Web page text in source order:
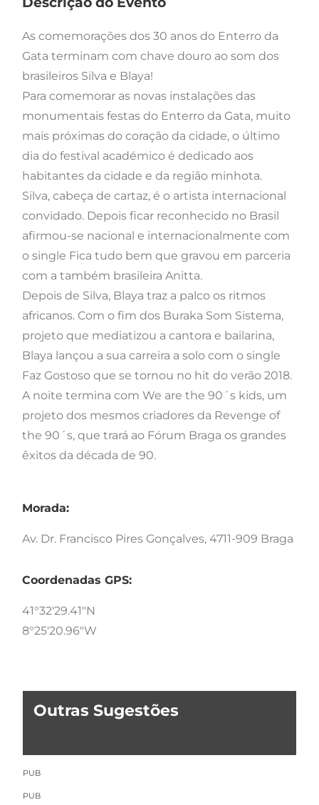
As comemorações dos 30 anos do Enterro da
Gata terminam com chave douro ao som dos
brasileiros Silva e Blaya!
Para comemorar as novas instalações das
monumentais festas do Enterro da Gata, muito
mais próximas do coração da cidade, o último
dia do festival académico é dedicado aos
habitantes da cidade e da região minhota.
Silva, cabeça de cartaz, é o artista internacional
convidado. Depois ficar reconhecido no Brasil
afirmou-se nacional e internacionalmente com
o single Fica tudo bem que gravou em parceria
com a também brasileira Anitta.
Depois de Silva, Blaya traz a palco os ritmos
africanos. Com o fim dos Buraka Som Sistema,
projeto que mediatizou a cantora e bailarina,
Blaya lançou a sua carreira a solo com o single
Faz Gostoso que se tornou no hit do verão 2018.
A noite termina com We are the 90´s kids, um
projeto dos mesmos criadores da Revenge of
the 90´s, que trará ao Fórum Braga os grandes
êxitos da década de 90.
Morada:
Av. Dr. Francisco Pires Gonçalves, 4711-909 Braga
Coordenadas GPS:
41°32'29.41"N
8°25'20.96"W
Outras Sugestões
PUB
PUB